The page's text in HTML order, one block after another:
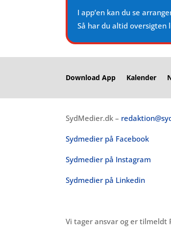
I app’en kan du se
Så har du altid oversigten
Download App Kalender
SydMedier.dk –
Sydmedier på Facebook
Sydmedier på Instagram
Sydmedier på Linkedin
Vi tager ansvar og er tilmeldt